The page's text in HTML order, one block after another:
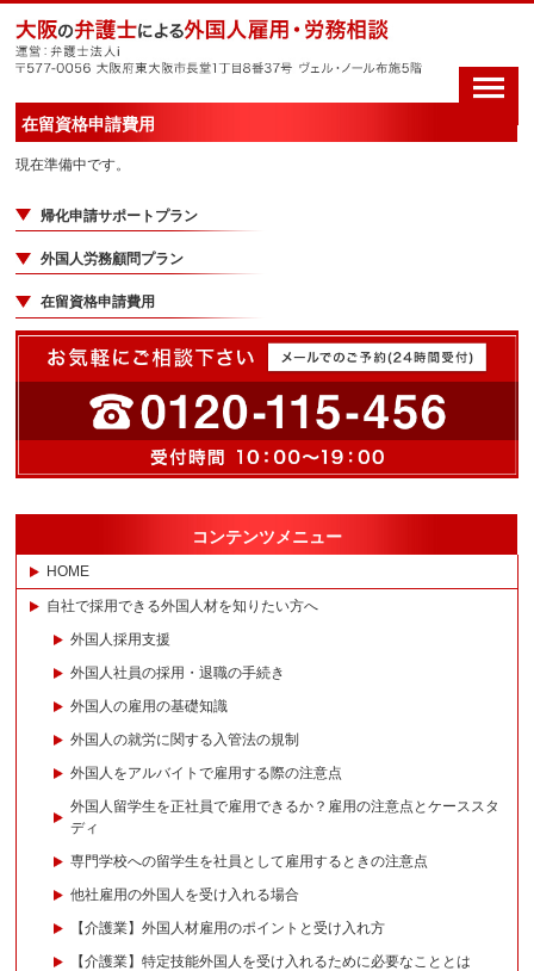
在留資格申請費用
現在準備中です。
帰化申請サポートプラン
外国人労務顧問プラン
在留資格申請費用
コンテンツメニュー
HOME
自社で採用できる外国人材を知りたい方へ
外国人採用支援
外国人社員の採用・退職の手続き
外国人の雇用の基礎知識
外国人の就労に関する入管法の規制
外国人をアルバイトで雇用する際の注意点
外国人留学生を正社員で雇用できるか？雇用の注意点とケーススタ
ディ
専門学校への留学生を社員として雇用するときの注意点
他社雇用の外国人を受け入れる場合
【介護業】外国人材雇用のポイントと受け入れ方
【介護業】特定技能外国人を受け入れるために必要なこととは